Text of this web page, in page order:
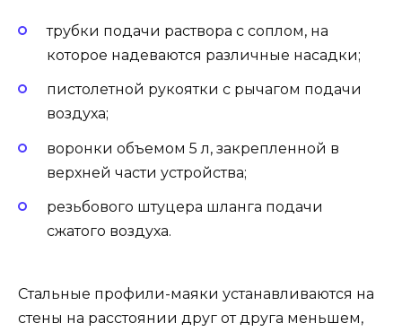
трубки подачи раствора с соплом, на
которое надеваются различные насадки;
пистолетной рукоятки с рычагом подачи
воздуха;
воронки объемом 5 л, закрепленной в
верхней части устройства;
резьбового штуцера шланга подачи
сжатого воздуха.
Стальные профили-маяки устанавливаются на
стены на расстоянии друг от друга меньшем,